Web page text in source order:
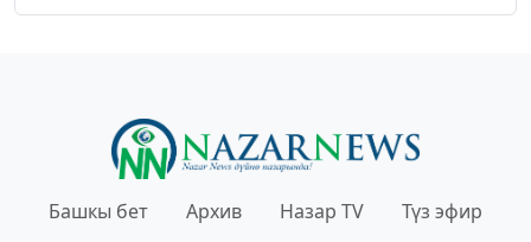
Башкы бет Архив Назар TV Түз эфир